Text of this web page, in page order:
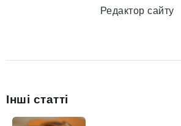
Редактор сайту
Інші статті